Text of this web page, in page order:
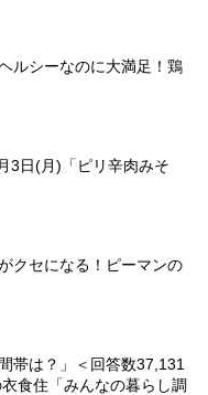
ルシーなのに大満足！鶏
3日(月)「ピリ辛肉みそ
クセになる！ピーマンの
帯は？」＜回答数37,131
食住「みんなの暮らし調